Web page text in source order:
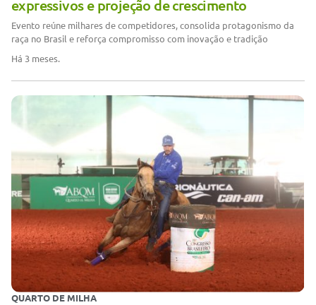
expressivos e projeção de crescimento
Evento reúne milhares de competidores, consolida protagonismo da
raça no Brasil e reforça compromisso com inovação e tradição
Há 3 meses.
QUARTO DE MILHA